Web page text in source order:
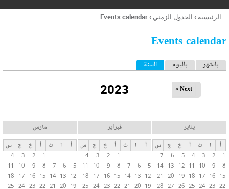
ر
ل
ح
أنت
هنا
الرئيسية › الجدول الزمني ›
Events calendar
Events calendar
ا
ب
ا
ت
ا
بالشهر باليوم السنة (علامة التبويب النشطة)
2023 Next »
يناير
أ ا ث أ خ ج
س
1
2
3
4
5
6
7
8
9
10
11
12
13
14
15
16
17
18
19
20
21
22
23
24
25
26
27
28
فبراير
أ ا ث أ خ ج
س
1
2
3
4
5
6
7
8
9
10
11
12
13
14
15
16
17
18
19
20
21
22
23
24
25
مارس
أ ا ث أ خ ج
س
1
2
3
4
5
6
7
8
9
10
11
12
13
14
15
16
17
18
19
20
21
22
23
24
25